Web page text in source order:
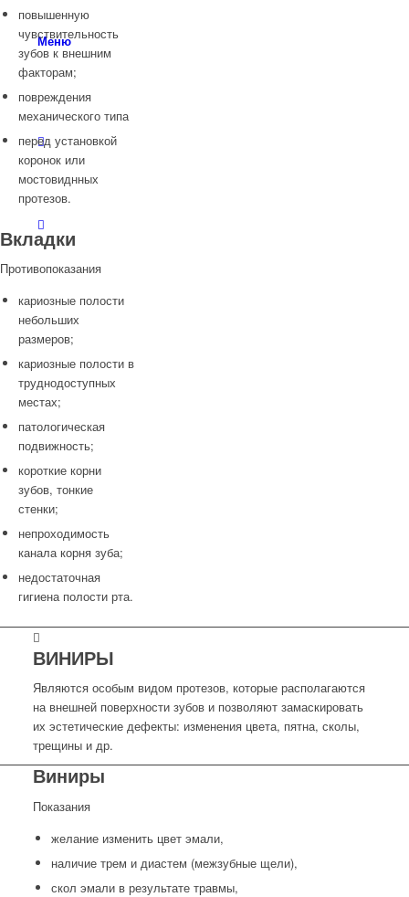
Меню
повышенную
чувствительность
зубов к внешним
факторам;
повреждения
механического типа
перед установкой
коронок или
мостовиднных
протезов.
Вкладки
Противопоказания
кариозные полости
небольших
размеров;
кариозные полости в
труднодоступных
местах;
патологическая
подвижность;
короткие корни
зубов, тонкие
стенки;
непроходимость
канала корня зуба;
недостаточная
гигиена полости рта.
ВИНИРЫ
Являются особым видом протезов, которые располагаются
на внешней поверхности зубов и позволяют замаскировать
их эстетические дефекты: изменения цвета, пятна, сколы,
трещины и др.
Виниры
Показания
желание изменить цвет эмали,
наличие трем и диастем (межзубные щели),
скол эмали в результате травмы,